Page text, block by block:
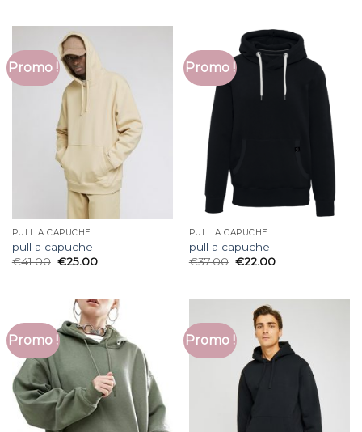
Promo !
PULL A CAPUCHE
pull a capuche
€41.00 €25.00
Promo !
PULL A CAPUCHE
pull a capuche
€37.00 €22.00
Promo ! Promo !